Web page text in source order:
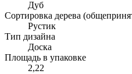
Дуб
Сортировка дерева
Рустик
Тип дизайна
Доска
Площадь в упаковке
2,22